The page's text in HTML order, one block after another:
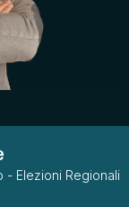
- Elezioni Regionali